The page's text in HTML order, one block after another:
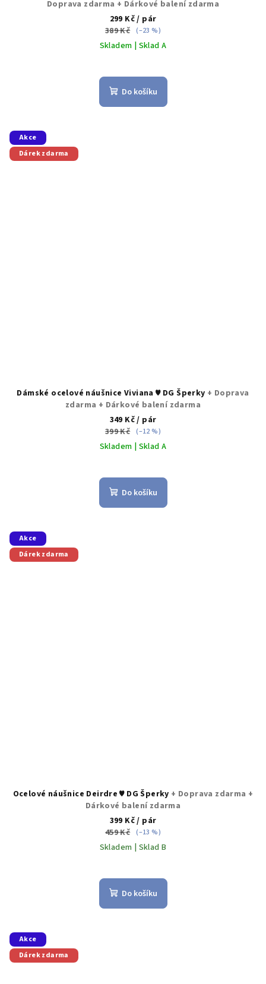
Doprava zdarma + Dárkové balení zdarma
299 Kč/ pár
389 Kč (–23 %)
Skladem | Sklad A
Do košíku
Akce
Dárek zdarma
Dámské ocelové náušnice Viviana ♥ DG Šperky + Doprava
zdarma + Dárkové balení zdarma
349 Kč/ pár
399 Kč (–12 %)
Skladem | Sklad A
Do košíku
Akce
Dárek zdarma
Ocelové náušnice Deirdre ♥ DG Šperky + Doprava zdarma +
Dárkové balení zdarma
399 Kč/ pár
459 Kč (–13 %)
Skladem | Sklad B
Do košíku
Akce
Dárek zdarma